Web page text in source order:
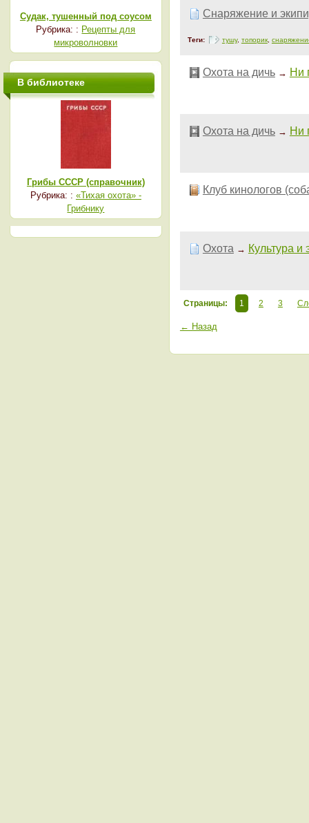
Снаряжение и
Теги: тушу, топорик,
Охота на дичь→ Ни
Охота на дичь→ Ни
Клуб кинологов
Охота→ Культура и
Страницы: 1 2 3
← Назад
Судак, тушенный под соусом
Рубрика: : Рецепты для
микроволновки
В библиотеке
Грибы СССР (справочник)
Рубрика: : «Тихая охота» -
Грибнику